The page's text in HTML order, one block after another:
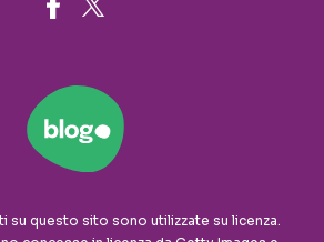
su questo sito sono utilizzate su licenza.